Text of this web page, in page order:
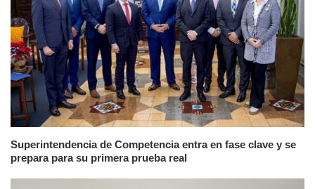
Superintendencia de Competencia entra en fase clave y se
prepara para su primera prueba real